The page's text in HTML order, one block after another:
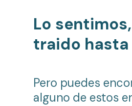
Lo
traido hasta
Pero puedes
alguno de estos